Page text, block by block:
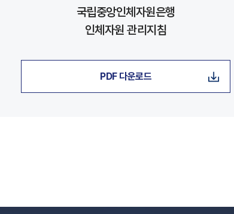
국립중앙인체자원은행
인체자원 관리지침
PDF 다운로드